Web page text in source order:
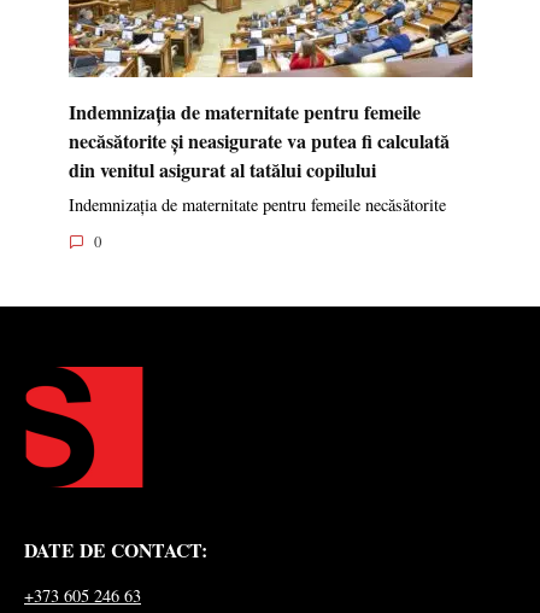
Indemnizația de maternitate pentru femeile
necăsătorite și neasigurate va putea fi calculată
din venitul asigurat al tatălui copilului
Indemnizația de maternitate pentru femeile necăsătorite
0
DATE DE CONTACT:
+373 605 246 63